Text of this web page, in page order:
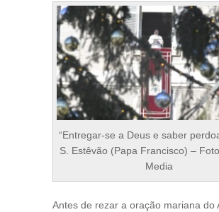
“Entregar-se a Deus e saber
S. Estêvão (Papa Francisco) –
Media
Antes de rezar a oração mariana do